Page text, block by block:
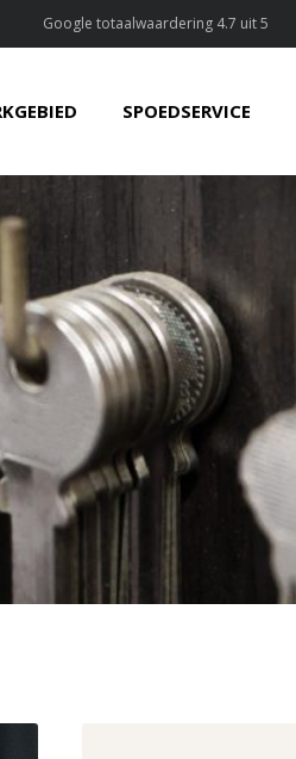
Google totaalwaardering 4.7 uit 5
SPOEDSERVICE